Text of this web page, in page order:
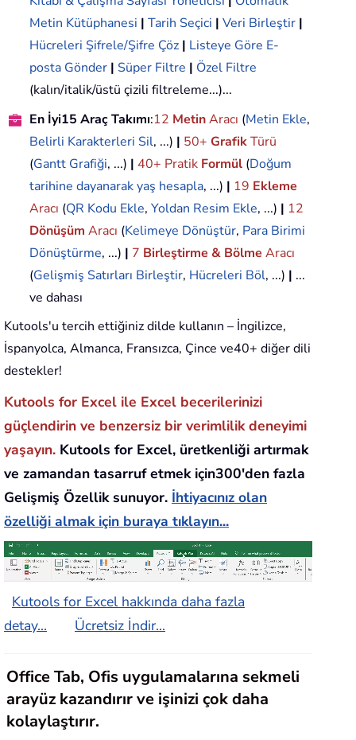
Metin Kütüphanesi | Tarih Seçici | Veri Birleştir |
Hücreleri Şifrele/Şifre Çöz | Listeye Göre E-
posta Gönder | Süper Filtre | Özel Filtre
(kalın/italik/üstü çizili filtreleme...)...
En İyi15 Araç Takımı:12 MetinAracı (Metin Ekle,
Belirli Karakterleri Sil, ...) | 50+ GrafikTürü
(Gantt Grafiği, ...) | 40+ Pratik Formül (Doğum
tarihine dayanarak yaş hesapla, ...) | 19 Ekleme
Aracı (QR Kodu Ekle, Yoldan Resim Ekle, ...) | 12
Dönüşüm Aracı (Kelimeye Dönüştür, Para Birimi
Dönüştürme, ...) | 7 Birleştirme & Bölme Aracı
(Gelişmiş Satırları Birleştir, Hücreleri Böl, ...) | ...
ve dahası
Kutools'u tercih ettiğiniz dilde kullanın – İngilizce,
İspanyolca, Almanca, Fransızca, Çince ve40+ diğer dili
destekler!
Kutools for Excel ile Excel becerilerinizi
güçlendirin ve benzersiz bir verimlilik deneyimi
yaşayın. Kutools for Excel, üretkenliği artırmak
ve zamandan tasarruf etmek için300'den fazla
Gelişmiş Özellik sunuyor. İhtiyacınız olan
özelliği almak için buraya tıklayın...
Kutools for Excel hakkında daha fazla
detay...
Ücretsiz İndir...
Office Tab, Ofis uygulamalarına sekmeli
arayüz kazandırır ve işinizi çok daha
kolaylaştırır.